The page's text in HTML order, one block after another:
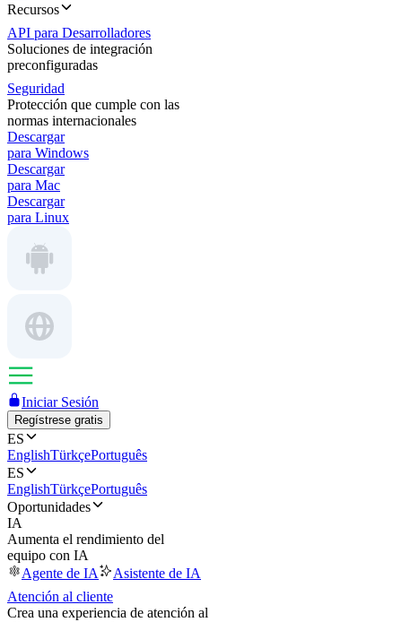
Recursos
API para Desarrolladores
Soluciones de integración
preconfiguradas
Seguridad
Protección que cumple con las
normas internacionales
Descargar
para Windows
Descargar
para Mac
Descargar
para Linux
Iniciar Sesión
Regístrese gratis
ES
EnglishTürkçePortuguês
ES
EnglishTürkçePortuguês
Oportunidades
IA
Aumenta el rendimiento del
equipo con IA
Agente de IA
Asistente de IA
Atención al cliente
Crea una experiencia de atención al